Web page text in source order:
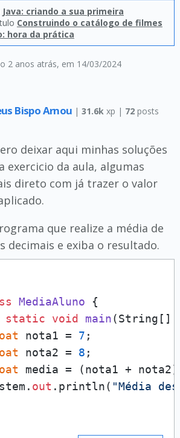
2 anos atrás, em 14/03/2024
Java: criando a sua primeira
Construindo o catálogo de filmes
hora da prática
Bispo Arnou | 31.6k xp | 72posts
deixar aqui minhas soluções
exercicio da aula, algumas
direto com já trazer o valor
que realize a média de
decimais e exiba o resultado.
MediaAluno {
static void main(String[]
nota1 = 7 ;
nota2 = 8 ;
media = (nota1 +
out .println( "Média